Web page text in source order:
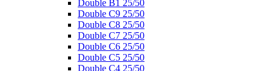
Double B1 25/50
Double C9 25/50
Double C8 25/50
Double C7 25/50
Double C6 25/50
Double C5 25/50
Double C4 25/50